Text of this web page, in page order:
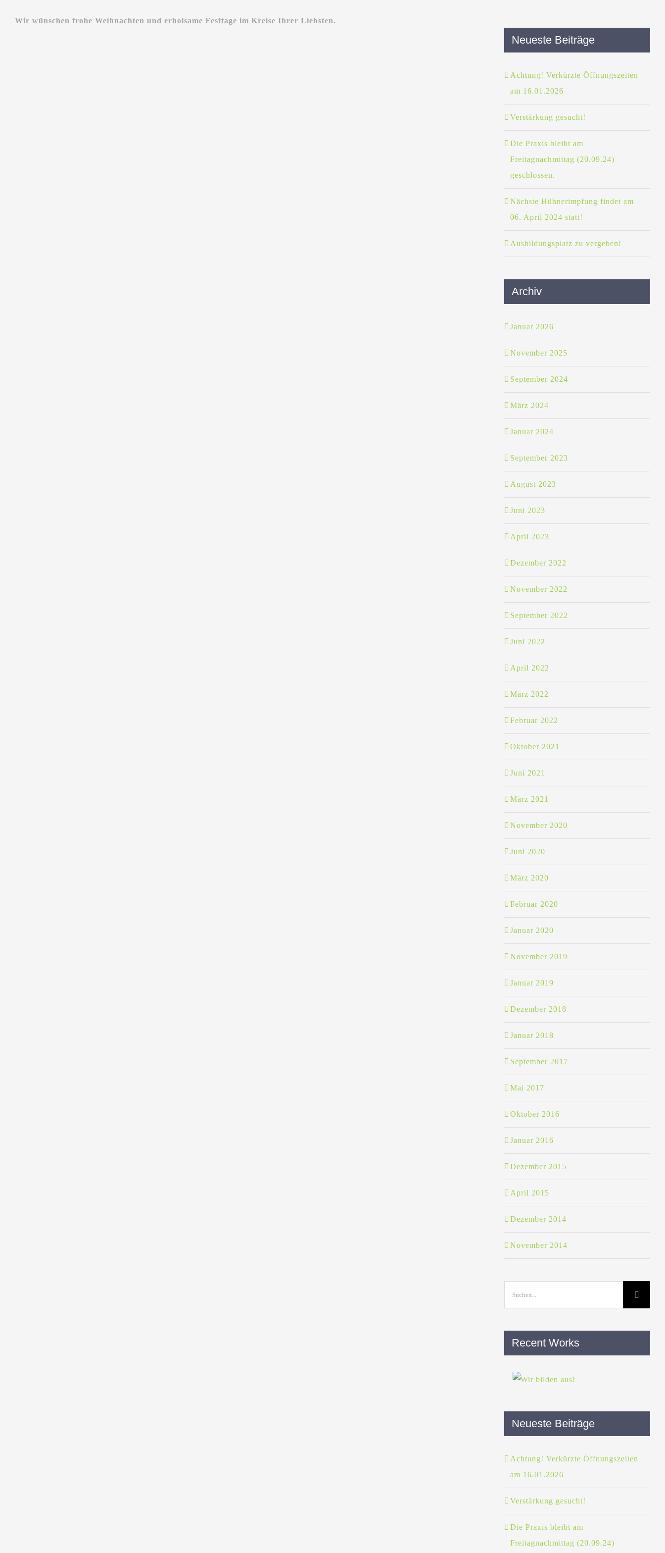
Wir wünschen frohe Weihnachten und erholsame Festtage im Kreise Ihrer Liebsten.
Neueste Beiträge
Achtung! Verkürzte Öffnungszeiten
am 16.01.2026
Verstärkung gesucht!
Die Praxis bleibt am
Freitagnachmittag (20.09.24)
geschlossen.
Nächste Hühnerimpfung findet am
06. April 2024 statt!
Ausbildungsplatz zu vergeben!
Archiv
Januar 2026
November 2025
September 2024
März 2024
Januar 2024
September 2023
August 2023
Juni 2023
April 2023
Dezember 2022
November 2022
September 2022
Juni 2022
April 2022
März 2022
Februar 2022
Oktober 2021
Juni 2021
März 2021
November 2020
Juni 2020
März 2020
Februar 2020
Januar 2020
November 2019
Januar 2019
Dezember 2018
Januar 2018
September 2017
Mai 2017
Oktober 2016
Januar 2016
Dezember 2015
April 2015
Dezember 2014
November 2014
Recent Works
Neueste Beiträge
Achtung! Verkürzte Öffnungszeiten
am 16.01.2026
Verstärkung gesucht!
Die Praxis bleibt am
Freitagnachmittag (20.09.24)